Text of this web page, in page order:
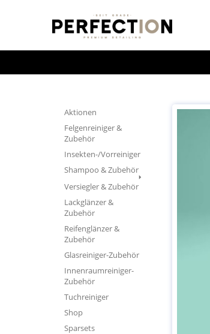
Aktionen
Felgenreiniger &
Zubehör
Insekten-/Vorreiniger
Shampoo & Zubehör
Versiegler & Zubehör
Lackglänzer &
Zubehör
Reifenglänzer &
Zubehör
Glasreiniger-Zubehör
Innenraumreiniger-
Zubehör
Tuchreiniger
Shop
Sparsets